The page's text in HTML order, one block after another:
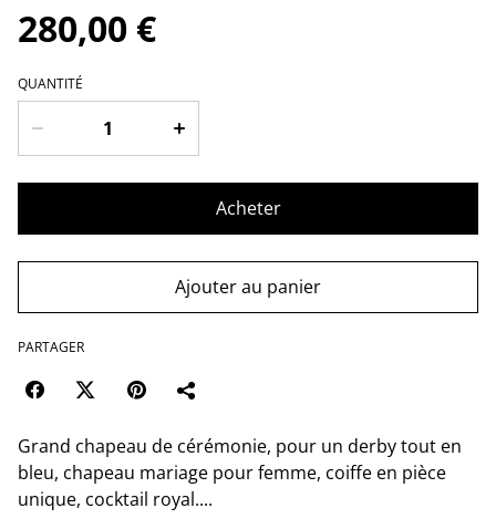
280,00 €
QUANTITÉ
Acheter
Ajouter au panier
PARTAGER
Grand chapeau de cérémonie, pour un derby tout en
bleu, chapeau mariage pour femme, coiffe en pièce
unique, cocktail royal....